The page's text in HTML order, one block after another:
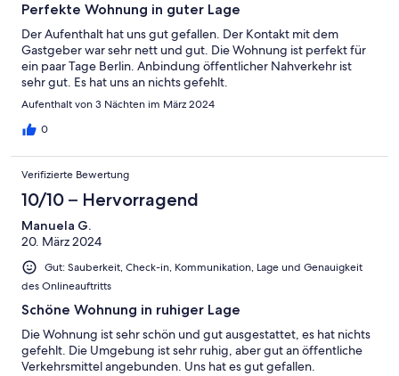
Perfekte Wohnung in guter Lage
Der Aufenthalt hat uns gut gefallen. Der Kontakt mit dem
Gastgeber war sehr nett und gut. Die Wohnung ist perfekt für
ein paar Tage Berlin. Anbindung öffentlicher Nahverkehr ist
sehr gut. Es hat uns an nichts gefehlt.
Aufenthalt von 3 Nächten im März 2024
0
Verifizierte Bewertung
10/10 – Hervorragend
Manuela G.
20. März 2024
Gut: Sauberkeit, Check-in, Kommunikation, Lage und Genauigkeit
des Onlineauftritts
Schöne Wohnung in ruhiger Lage
Die Wohnung ist sehr schön und gut ausgestattet, es hat nichts
gefehlt. Die Umgebung ist sehr ruhig, aber gut an öffentliche
Verkehrsmittel angebunden. Uns hat es gut gefallen.